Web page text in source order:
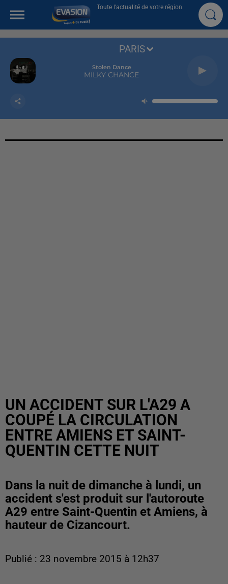
Toute l'actualité de votre région
Stolen Dance
MILKY CHANCE
PARIS
UN ACCIDENT SUR L'A29 A
COUPÉ LA CIRCULATION
ENTRE AMIENS ET SAINT-
QUENTIN CETTE NUIT
Dans la nuit de dimanche à lundi, un
accident s'est produit sur l'autoroute
A29 entre Saint-Quentin et Amiens, à
hauteur de Cizancourt.
Publié : 23 novembre 2015 à 12h37